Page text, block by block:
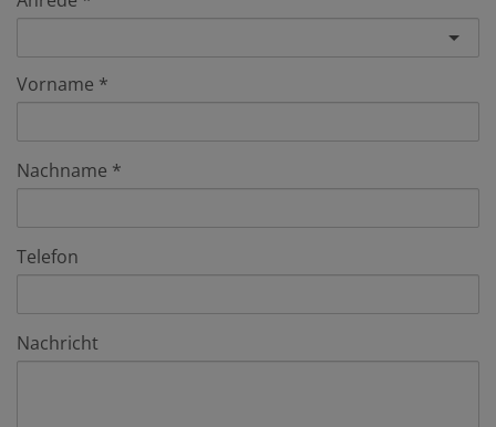
Vorname
Nachname
Telefon
Nachricht